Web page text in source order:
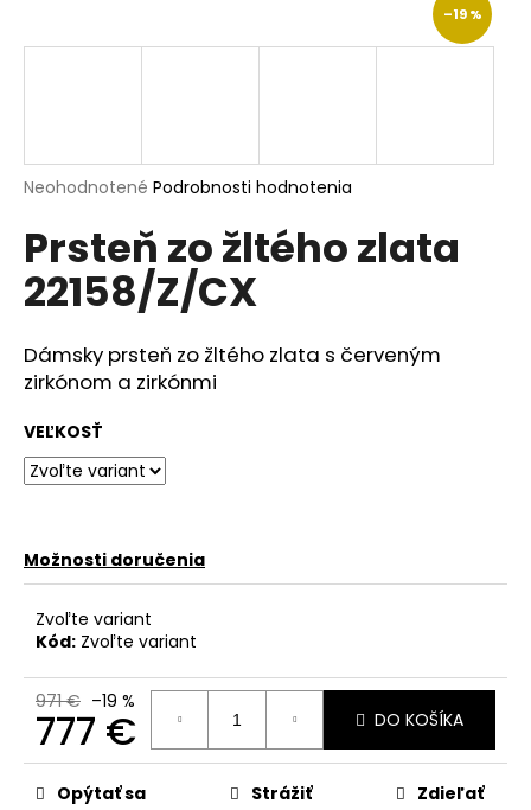
Priemerné
produktu
je
0,0
z
hviezdičiek.
Neohodnotené Podrobnosti hodnotenia
Prsteň zo žltého zlata
22158/Z/CX
Dámsky prsteň zo žltého zlata s červeným
zirkónom a zirkónmi
VEĽKOSŤ
Možnosti doručenia
Zvoľte variant
Kód: Zvoľte variant
971 € –19 %
777 €
Jednotková
cena:
DO KOŠÍKA
Opýtať sa Strážiť Zdieľať
–19 %
j
?
HĽADAŤ
O
p
o
r
a
m
e